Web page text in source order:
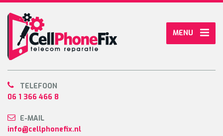
MENU
TELEFOON
06 1 366 466 8
E-MAIL
info@cellphonefix.nl